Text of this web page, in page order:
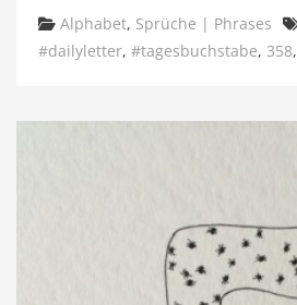
Categories
Alphabet, Sprüche | Phrases
#dailyletter, #tagesbuchstabe, 358,